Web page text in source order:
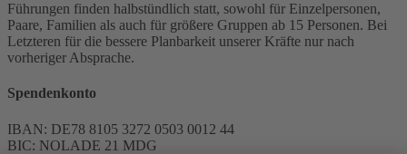
Führungen finden halbstündlich statt, sowohl für Einzelpersonen,
Paare, Familien als auch für größere Gruppen ab 15 Personen. Bei
Letzteren für die bessere Planbarkeit unserer Kräfte nur nach
vorheriger Absprache.
Spendenkonto
IBAN: DE78 8105 3272 0503 0012 44
BIC: NOLADE 21 MDG